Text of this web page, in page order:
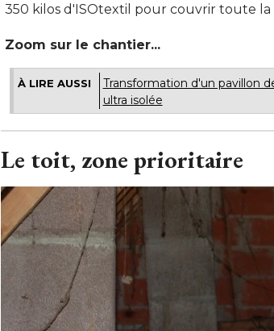
350 kilos d'ISOtextil pour couvrir toute
Zoom sur le chantier...
À LIRE AUSSI
Transformation d'un pavillon
ultra isolée
Le toit, zone prioritaire